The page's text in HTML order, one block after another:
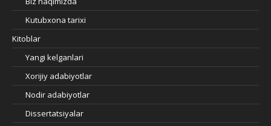
Kutubxona tarixi
Kitoblar
Yangi kelganlari
Xorijiy adabiyotlar
Nodir adabiyotlar
Dissertatsiyalar